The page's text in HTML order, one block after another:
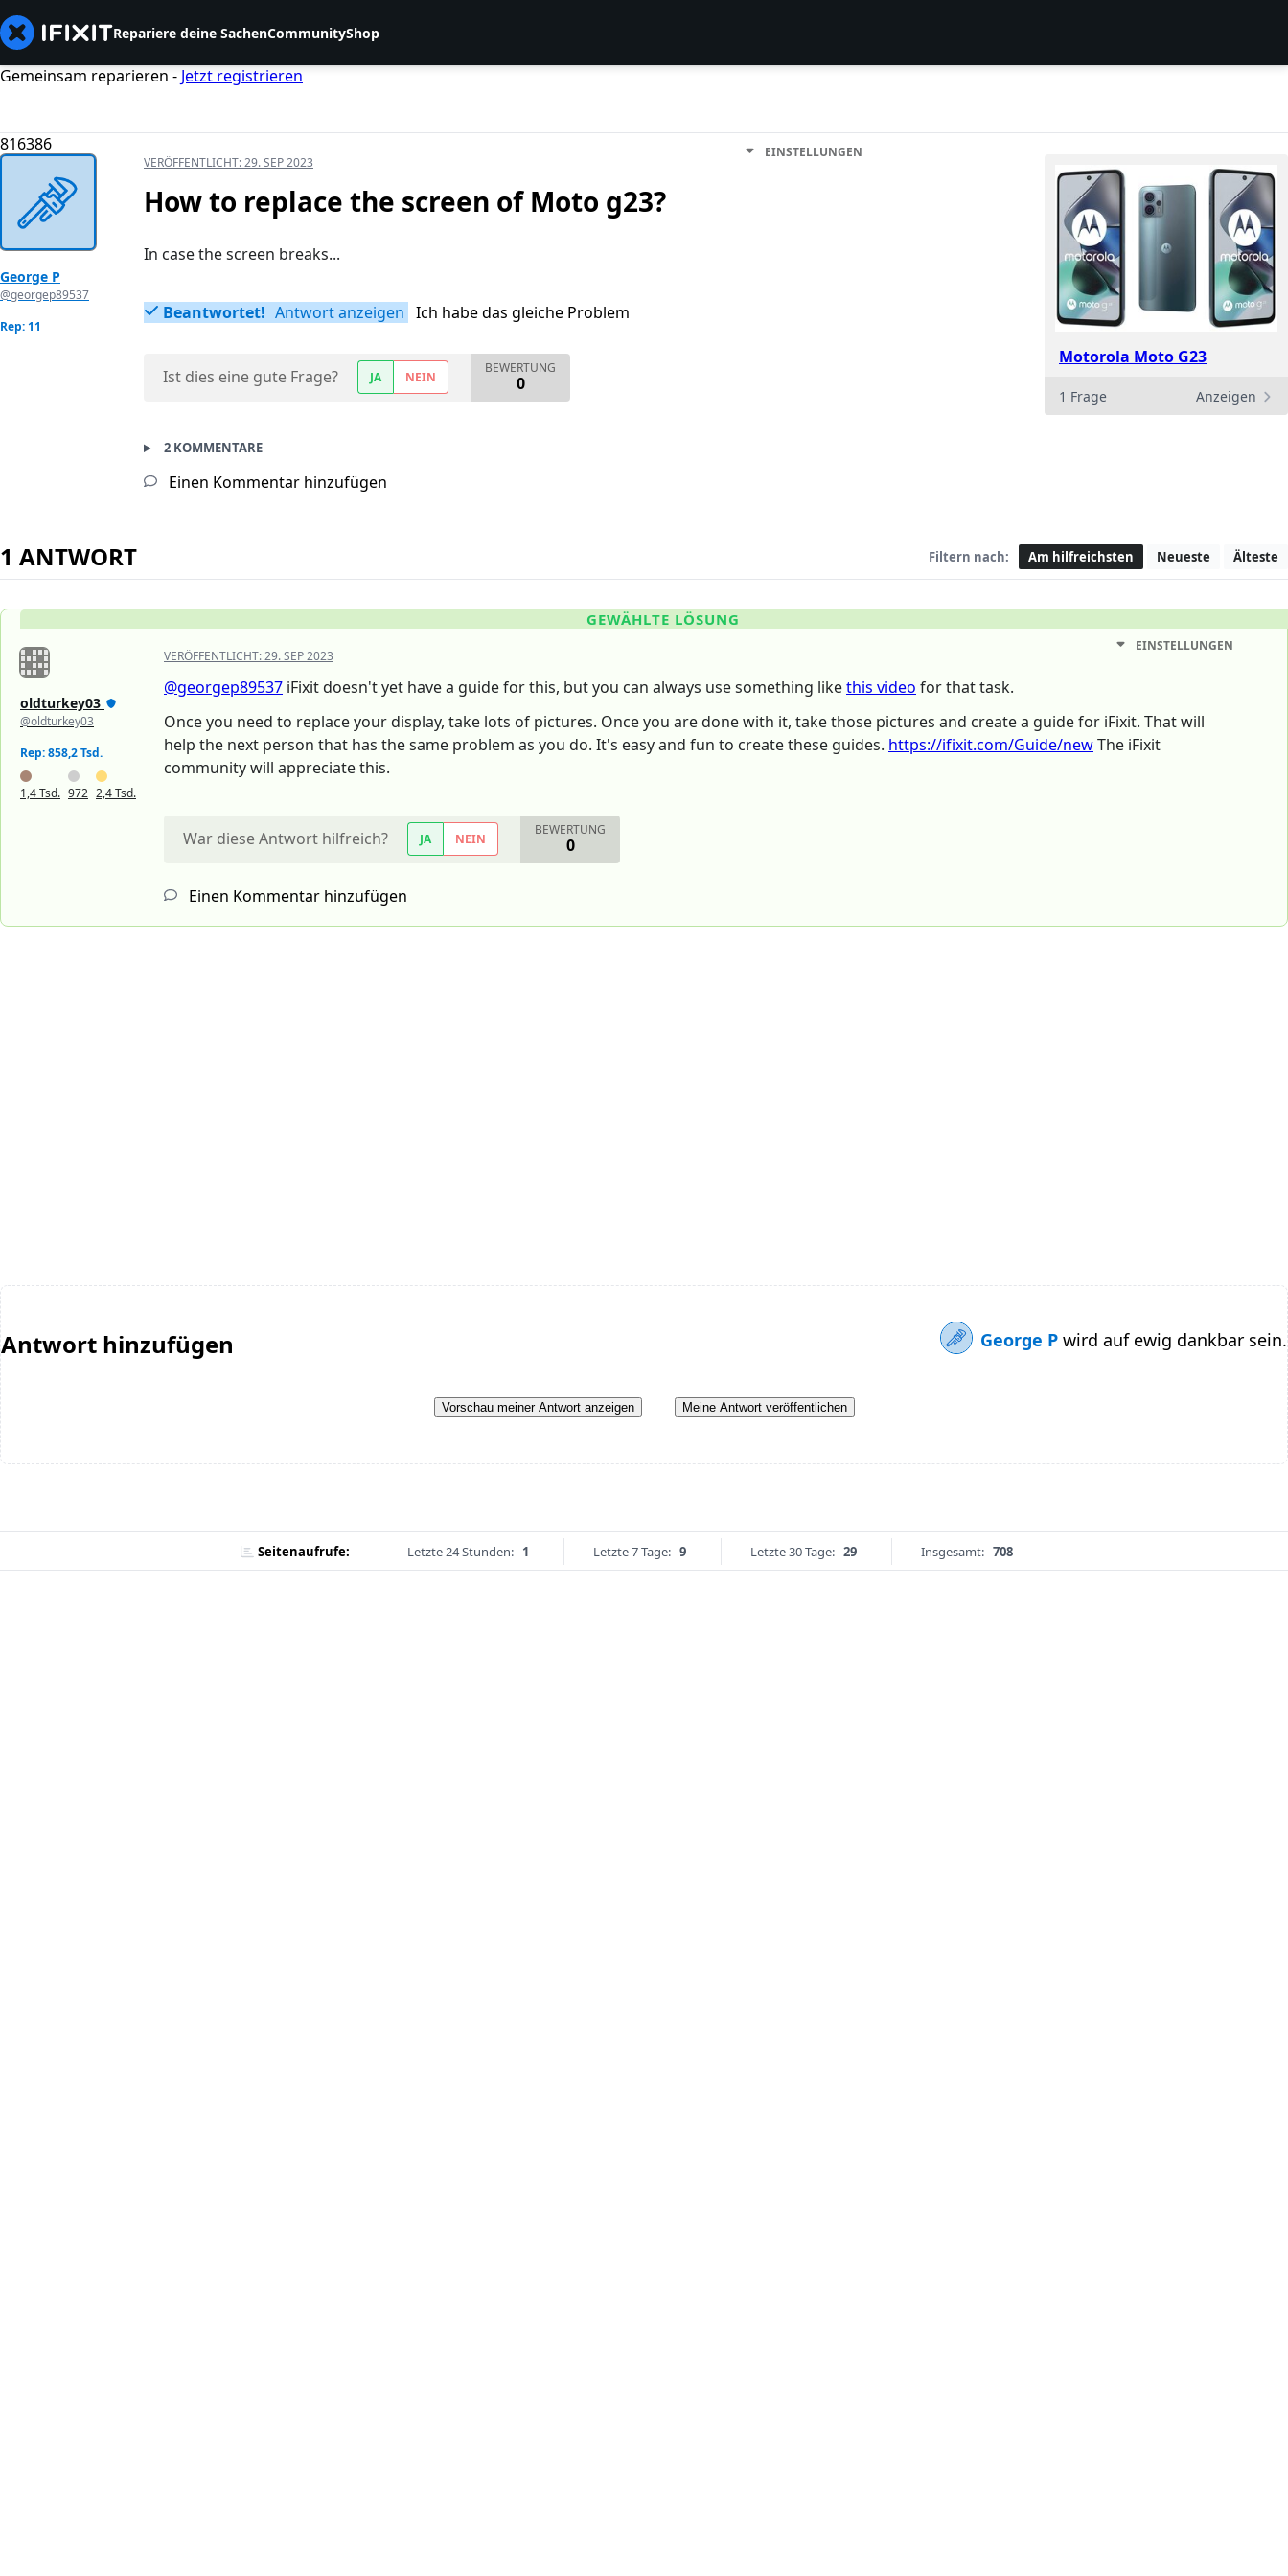
Repariere deine SachenCommunityShop
Gemeinsam reparieren - Jetzt registrieren
816386
Motorola Moto G23
1 Frage Anzeigen
George P
@georgep89537
Rep: 11
VERÖFFENTLICHT:29. SEP 2023
EINSTELLUNGEN
How to replace the screen of Moto g23?
In case the screen breaks...
Beantwortet! Antwort anzeigen Ich habe das gleiche Problem
Ist dies eine gute Frage? JA NEIN
BEWERTUNG
0
2 KOMMENTARE
Einen Kommentar hinzufügen
1 ANTWORT Filtern nach: Am hilfreichsten Neueste Älteste
GEWÄHLTE LÖSUNG
oldturkey03
@oldturkey03
Rep: 858,2 Tsd.
1,4 Tsd. 972 2,4 Tsd.
VERÖFFENTLICHT:29. SEP 2023
EINSTELLUNGEN
@georgep89537 iFixit doesn't yet have a guide for this, but you can always use something likethis video for that task.
Once you need to replace your display, take lots of pictures. Once you are done with it, take those pictures and create a guide for iFixit. That will
help the next person that has the same problem as you do. It's easy and fun to create these guides. https://ifixit.com/Guide/newThe iFixit
community will appreciate this.
War diese Antwort hilfreich? JA NEIN
BEWERTUNG
0
Einen Kommentar hinzufügen
Antwort hinzufügen George P wird auf ewig dankbar sein.
Vorschau meiner Antwort anzeigen Meine Antwort veröffentlichen
Seitenaufrufe: Letzte 24 Stunden: 1 Letzte 7 Tage: 9 Letzte 30 Tage: 29 Insgesamt: 708